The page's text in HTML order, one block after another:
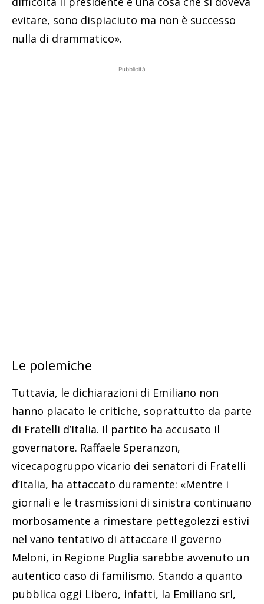
evitare, sono dispiaciuto ma non è successo
nulla di drammatico».
Pubblicità
Le polemiche
Tuttavia, le dichiarazioni di Emiliano non
hanno placato le critiche, soprattutto da parte
di Fratelli d’Italia. Il partito ha accusato il
governatore. Raffaele Speranzon,
vicecapogruppo vicario dei senatori di Fratelli
d’Italia, ha attaccato duramente: «Mentre i
giornali e le trasmissioni di sinistra continuano
morbosamente a rimestare pettegolezzi estivi
nel vano tentativo di attaccare il governo
Meloni, in Regione Puglia sarebbe avvenuto un
autentico caso di familismo. Stando a quanto
pubblica oggi Libero, infatti, la Emiliano srl,